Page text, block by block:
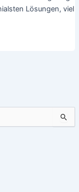
Lösungen, viel